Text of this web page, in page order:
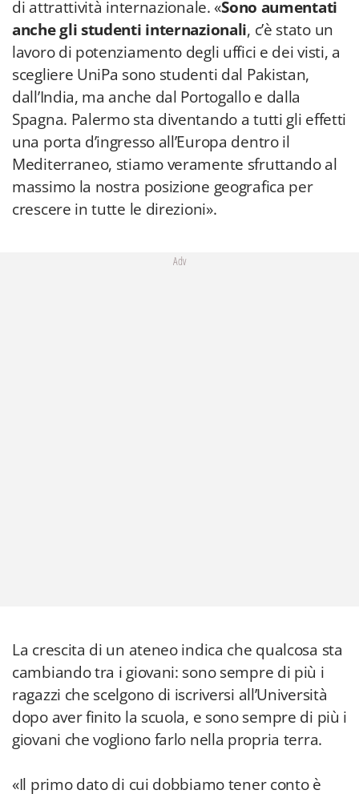
di attrattività internazionale. «Sono aumentati
anche gli studenti internazionali, c’è stato un
lavoro di potenziamento degli uffici e dei visti, a
scegliere UniPa sono studenti dal Pakistan,
dall’India, ma anche dal Portogallo e dalla
Spagna. Palermo sta diventando a tutti gli effetti
una porta d’ingresso all’Europa dentro il
Mediterraneo, stiamo veramente sfruttando al
massimo la nostra posizione geografica per
crescere in tutte le direzioni».
Adv
La crescita di un ateneo indica che qualcosa sta
cambiando tra i giovani: sono sempre di più i
ragazzi che scelgono di iscriversi all’Università
dopo aver finito la scuola, e sono sempre di più i
giovani che vogliono farlo nella propria terra.
«Il primo dato di cui dobbiamo tener conto è